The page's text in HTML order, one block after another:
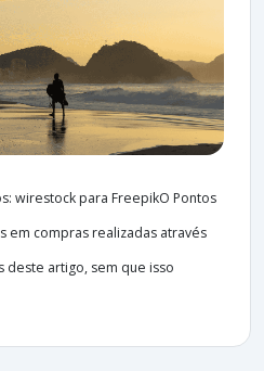
wirestock para FreepikO Pontos
em compras realizadas através
deste artigo, sem que isso